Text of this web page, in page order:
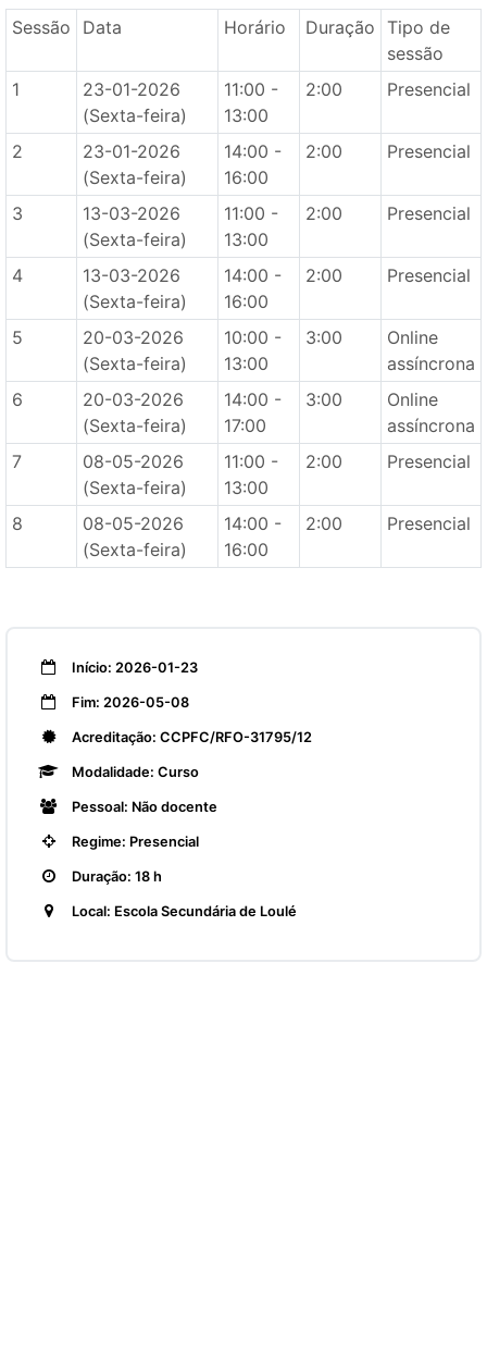
Sessão Data Horário Duração Tipo de
sessão
1
23-01-2026
(Sexta-feira)
11:00 -
13:00
2:00 Presencial
2
23-01-2026
(Sexta-feira)
14:00 -
16:00
2:00 Presencial
3
13-03-2026
(Sexta-feira)
11:00 -
13:00
2:00 Presencial
4
13-03-2026
(Sexta-feira)
14:00 -
16:00
2:00 Presencial
5
20-03-2026
(Sexta-feira)
10:00 -
13:00
3:00
Online
assíncrona
6
20-03-2026
(Sexta-feira)
14:00 -
17:00
3:00
Online
assíncrona
7
08-05-2026
(Sexta-feira)
11:00 -
13:00
2:00 Presencial
8
08-05-2026
(Sexta-feira)
14:00 -
16:00
2:00 Presencial
Início: 2026-01-23
Fim: 2026-05-08
Acreditação: CCPFC/RFO-31795/12
Modalidade: Curso
Pessoal: Não docente
Regime: Presencial
Duração: 18 h
Local: Escola Secundária de Loulé